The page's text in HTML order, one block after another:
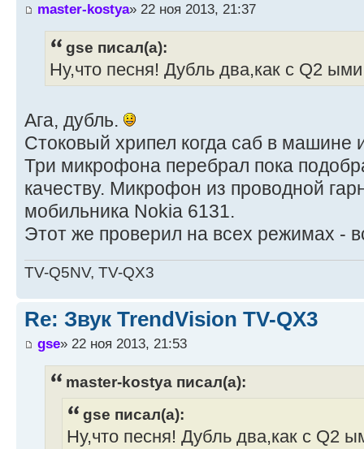
master-kostya» 22 ноя 2013, 21:37
gse писал(а):
Ну,что песня! Дубль два,как с Q2
Ага, дубль.
Стоковый хрипел когда саб в машине
Три микрофона перебрал пока
качеству. Микрофон из проводной
мобильника Nokia 6131.
Этот же проверил на всех режимах -
TV-Q5NV, TV-QX3
Re: Звук TrendVision TV-QX3
gse» 22 ноя 2013, 21:53
master-kostya писал(а):
gse писал(а):
Ну,что песня! Дубль два,как с Q2